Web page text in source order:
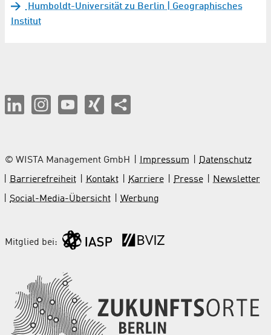
Humboldt-Universität zu Berlin | Geographisches
Institut
© WISTA Management GmbH Impressum
Datenschutz
Barrierefreiheit
Kontakt Karriere Presse
Newsletter
Social-Media-Übersicht
Werbung
Mitglied bei: